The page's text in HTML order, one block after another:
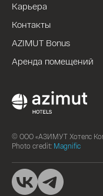
Карьера
Контакты
AZIMUT Bonus
Аренда помещений
© ООО «АЗИМУТ Хотелс
Photo credit: Magnific